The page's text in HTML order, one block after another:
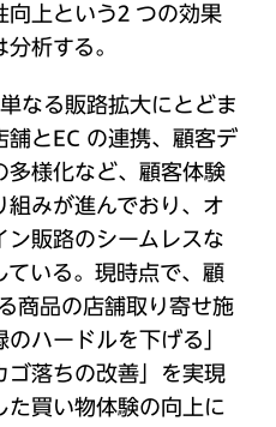
向上という2 つの効果
析する。
なる販路拡大にとどま
舗とEC の連携、顧客デ
多様化など、顧客体験
組みが進んでおり、オ
ン販路のシームレスな
ている。現時点で、顧
商品の店舗取り寄せ施
ハードルを下げる」
ゴ落ちの改善」を実現
た買い物体験の向上に